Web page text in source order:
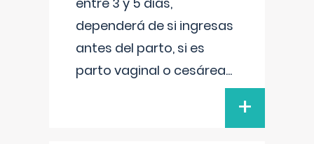
dependerá de si ingresas
antes del parto, si es
parto vaginal o cesárea...
+